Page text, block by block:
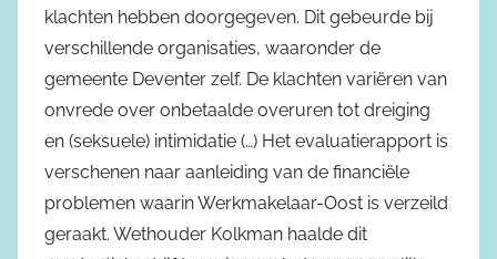
klachten hebben doorgegeven. Dit gebeurde bij
verschillende organisaties, waaronder de
gemeente Deventer zelf. De klachten variëren van
onvrede over onbetaalde overuren tot dreiging
en (seksuele) intimidatie (…) Het evaluatierapport is
verschenen naar aanleiding van de financiële
problemen waarin Werkmakelaar-Oost is verzeild
geraakt. Wethouder Kolkman haalde dit